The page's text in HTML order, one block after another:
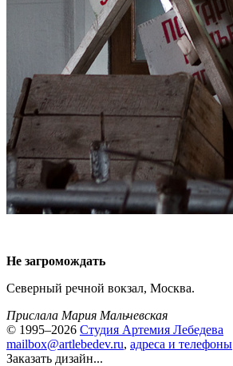
Не загромождать
Северный речной вокзал, Москва.
Прислала Мария Мальчевская
© 1995–2026 Студия Артемия Лебедева
mailbox@artlebedev.ru, адреса и телефоны
Заказать дизайн...